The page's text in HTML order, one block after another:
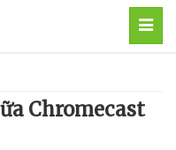
Chromecast